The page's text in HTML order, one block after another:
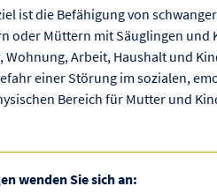
ist die Befähigung von
oder Müttern mit Säuglingen
Wohnung, Arbeit, Haushalt und
einer Störung im sozialen,
Bereich für Mutter und
wenden Sie sich an: